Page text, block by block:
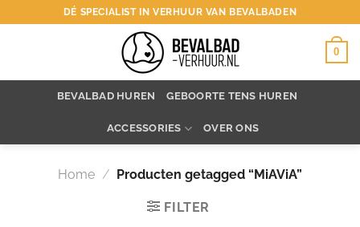
naar
DÉ SPECIALIST IN VERHUUR VAN BEVALBADEN
0
BEVALBAD HUREN GEBOORTE TENS HUREN
ACCESSORIES OVER ONS
Home / Producten getagged “MiAViA”
FILTER